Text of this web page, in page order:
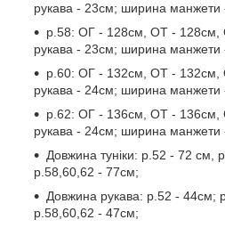
рукава - 23см; ширина манжети
р.58: ОГ - 128см, ОТ -
рукава - 23см; ширина манжети
р.60: ОГ - 132см, ОТ -
рукава - 24см; ширина манжети
р.62: ОГ - 136см, ОТ -
рукава - 24см; ширина манжети
Довжина туніки: р.52 - 72 см,
р.58,60,62 - 77см;
Довжина рукава: р.52 - 44см;
р.58,60,62 - 47см;